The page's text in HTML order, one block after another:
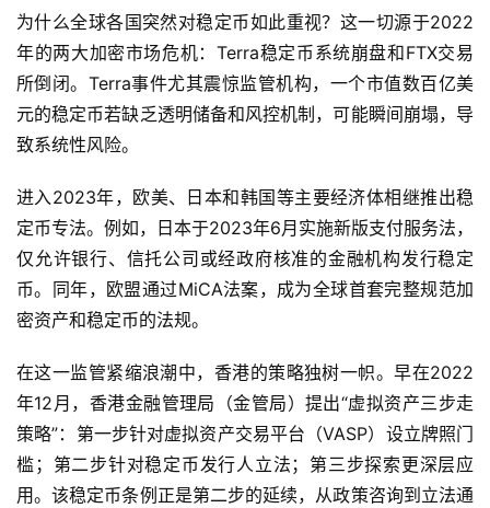
为什么全球各国突然对稳定币如此重视？这一切源于2022
年的两大加密市场危机：Terra稳定币系统崩盘和FTX交易
所倒闭。Terra事件尤其震惊监管机构，一个市值数百亿美
元的稳定币若缺乏透明储备和风控机制，可能瞬间崩塌，导
致系统性风险。
进入2023年，欧美、日本和韩国等主要经济体相继推出稳
定币专法。例如，日本于2023年6月实施新版支付服务法，
仅允许银行、信托公司或经政府核准的金融机构发行稳定
币。同年，欧盟通过MiCA法案，成为全球首套完整规范加
密资产和稳定币的法规。
在这一监管紧缩浪潮中，香港的策略独树一帜。早在2022
年12月，香港金融管理局（金管局）提出“虚拟资产三步走
策略”：第一步针对虚拟资产交易平台（VASP）设立牌照门
槛；第二步针对稳定币发行人立法；第三步探索更深层应
用。该稳定币条例正是第二步的延续，从政策咨询到立法通